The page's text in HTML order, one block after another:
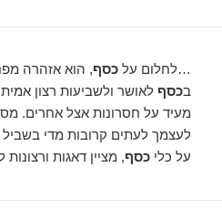
…לחלום עלכסף, הוא אזהרה
בכסף לאושר ולשביעות רצון
מעיד על חסרונות אצל אחרים.
לעצמך לעתים קרובות מדי
על כליכסף, מציין דאגות